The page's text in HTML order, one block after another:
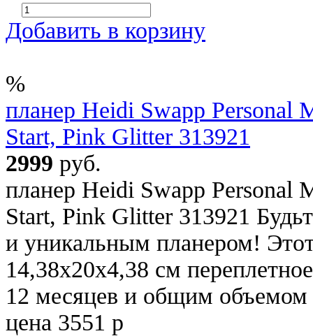
Добавить в корзину
%
планер Heidi Swapp Personal
Start, Pink Glitter 313921
2999 руб.
планер Heidi Swapp Personal
Start, Pink Glitter 313921
и уникальным планером!
14,38х20х4,38 см
12 месяцев и общим объемом
цена 3551 р